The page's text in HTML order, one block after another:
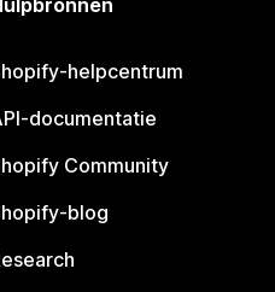
helpcentrum
documentatie
Community
blog